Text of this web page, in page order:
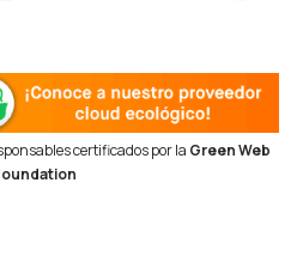
certificados por la Green Web